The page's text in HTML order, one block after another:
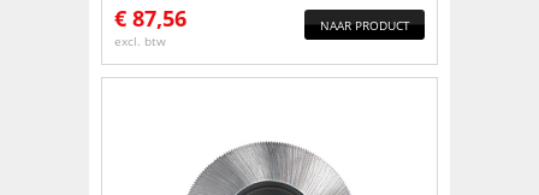
€ 87,56
excl. btw
NAAR PRODUCT